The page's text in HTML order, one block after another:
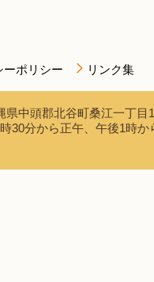
ーポリシー リンク集
中頭郡北谷町桑江一丁
30分から正午、午後1時か